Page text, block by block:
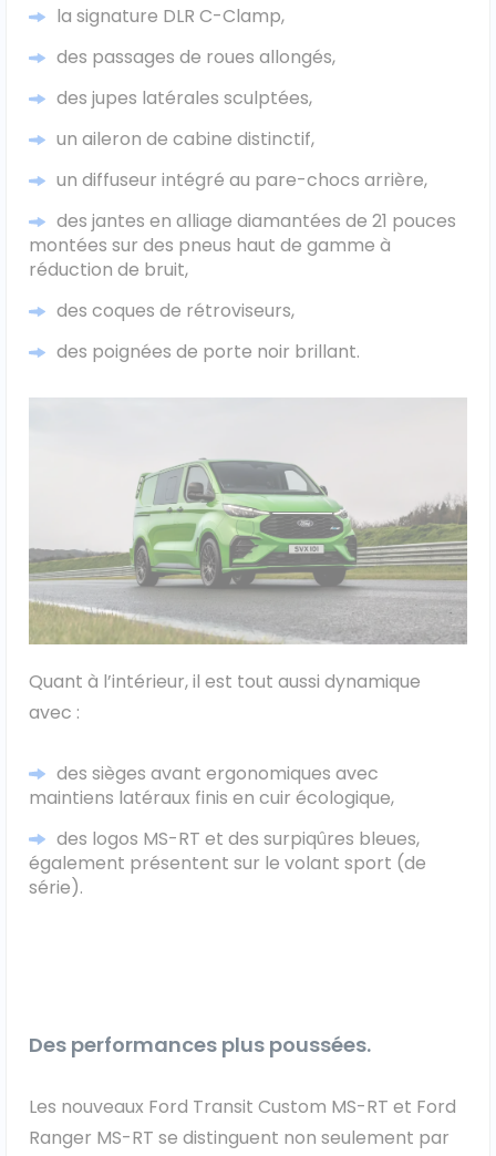
la signature DLR C-Clamp,
des passages de roues allongés,
des jupes latérales sculptées,
un aileron de cabine distinctif,
un diffuseur intégré au pare-chocs arrière,
des jantes en alliage diamantées de 21 pouces
montées sur des pneus haut de gamme à
réduction de bruit,
des coques de rétroviseurs,
des poignées de porte noir brillant.
Quant à l’intérieur, il est tout aussi dynamique
avec :
des sièges avant ergonomiques avec
maintiens latéraux finis en cuir écologique,
des logos MS-RT et des surpiqûres bleues,
également présentent sur le volant sport (de
série).
Des performances plus poussées.
Les nouveaux Ford Transit Custom MS-RT et Ford
Ranger MS-RT se distinguent non seulement par